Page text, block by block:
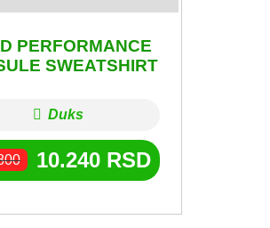
PERFORMANCE
SWEATSHIRT
Duks
10.240 RSD